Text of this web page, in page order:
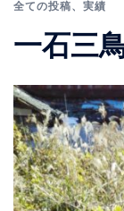
全ての投稿、 実績
一石三